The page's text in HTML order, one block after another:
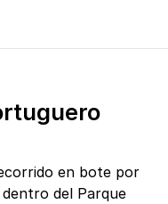
en bote por
del Parque